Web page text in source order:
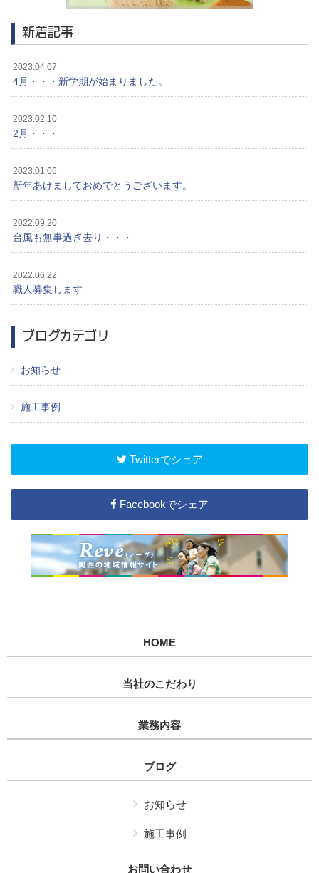
新着記事
2023.04.07
4月・・・新学期が始まりました。
2023.02.10
2月・・・
2023.01.06
新年あけましておめでとうございます。
2022.09.20
台風も無事過ぎ去り・・・
2022.06.22
職人募集します
ブログカテゴリ
お知らせ
施工事例
Twitterでシェア
Facebookでシェア
HOME
当社のこだわり
業務内容
ブログ
お知らせ
施工事例
お問い合わせ